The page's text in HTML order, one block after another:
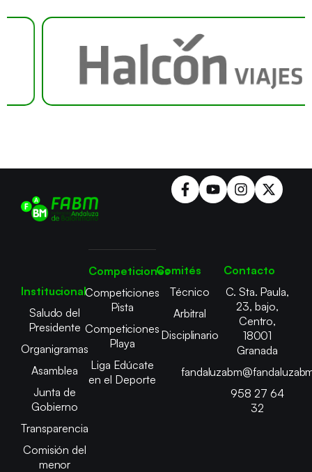
Institucional
Saludo del
Presidente
Organigramas
Asamblea
Junta de
Gobierno
Transparencia
Comisión del
menor
Competiciones
Competiciones
Pista
Competiciones
Playa
Liga Edúcate
en el Deporte
Comités
Técnico
Arbitral
Disciplinario
Contacto
C. Sta. Paula,
23, bajo,
Centro,
18001
Granada
958 27 64
32